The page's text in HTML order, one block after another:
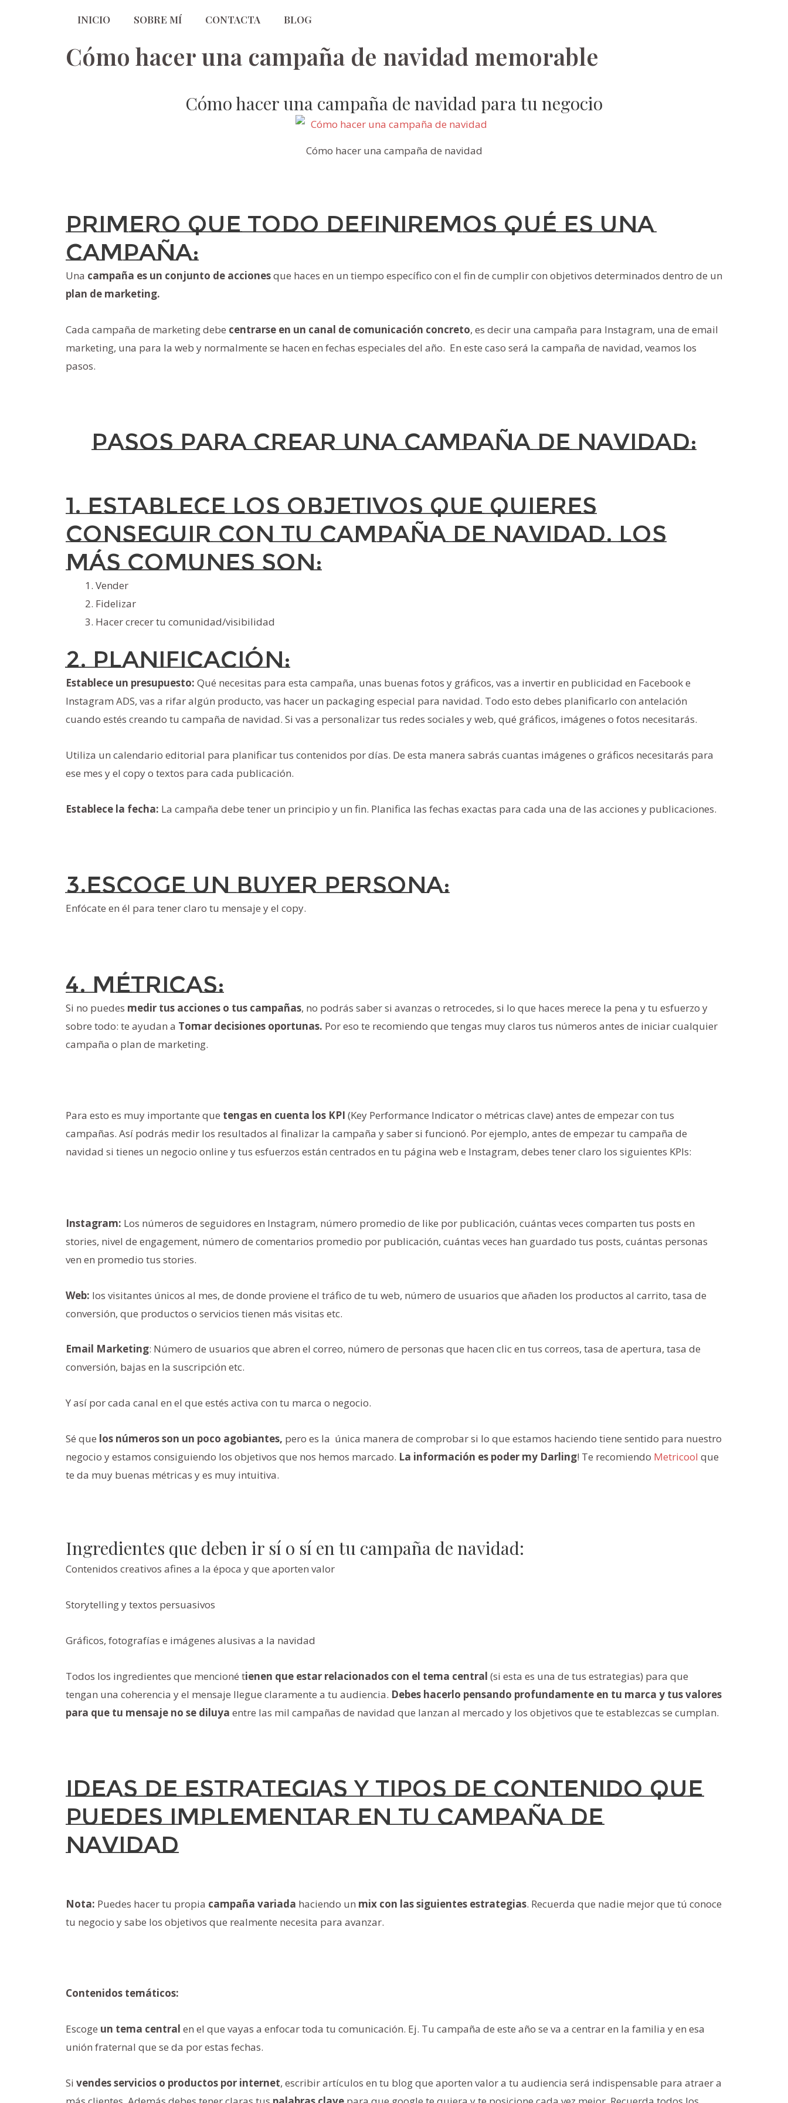
INICIO SOBRE MÍ CONTACTA BLOG
Cómo hacer una campaña de navidad memorable
Cómo hacer una campaña de navidad para tu negocio
Cómo hacer una campaña de navidad
Primero que todo definiremos qué es una
campaña:
Una campaña es un conjunto de accionesque haces en un tiempo específico con el fin de cumplir con objetivos determinados dentro de un
plan de marketing.
Cada campaña de marketing debe centrarse en un canal de comunicación concreto, es decir una campaña para Instagram, una de email
marketing, una para la web y normalmente se hacen en fechas especiales del año. En este caso será la campaña de navidad, veamos los
pasos.
Pasos para crear una campaña de navidad:
1. Establece los objetivos que quieres
conseguir con tu campaña de navidad. Los
más comunes son:
Vender
Fidelizar
Hacer crecer tu comunidad/visibilidad
2. Planificación:
Establece un presupuesto: Qué necesitas para esta campaña, unas buenas fotos y gráficos, vas a invertir en publicidad en Facebook e
Instagram ADS, vas a rifar algún producto, vas hacer un packaging especial para navidad. Todo esto debes planificarlo con antelación
cuando estés creando tu campaña de navidad. Si vas a personalizar tus redes sociales y web, qué gráficos, imágenes o fotos necesitarás.
Utiliza un calendario editorial para planificar tus contenidos por días. De esta manera sabrás cuantas imágenes o gráficos necesitarás para
ese mes y el copy o textos para cada publicación.
Establece la fecha: La campaña debe tener un principio y un fin. Planifica las fechas exactas para cada una de las acciones y publicaciones.
3.Escoge un buyer persona:
Enfócate en él para tener claro tu mensaje y el copy.
4. Métricas:
Si no puedes medir tus acciones o tus campañas, no podrás saber si avanzas o retrocedes, si lo que haces merece la pena y tu esfuerzo y
sobre todo: te ayudan a Tomar decisiones oportunas. Por eso te recomiendo que tengas muy claros tus números antes de iniciar cualquier
campaña o plan de marketing.
Para esto es muy importante que tengas en cuenta los KPI (Key Performance Indicator o métricas clave) antes de empezar con tus
campañas. Así podrás medir los resultados al finalizar la campaña y saber si funcionó. Por ejemplo, antes de empezar tu campaña de
navidad si tienes un negocio online y tus esfuerzos están centrados en tu página web e Instagram, debes tener claro los siguientes KPIs:
Instagram: Los números de seguidores en Instagram, número promedio de like por publicación, cuántas veces comparten tus posts en
stories, nivel de engagement, número de comentarios promedio por publicación, cuántas veces han guardado tus posts, cuántas personas
ven en promedio tus stories.
Web: los visitantes únicos al mes, de donde proviene el tráfico de tu web, número de usuarios que añaden los productos al carrito, tasa de
conversión, que productos o servicios tienen más visitas etc.
Email Marketing: Número de usuarios que abren el correo, número de personas que hacen clic en tus correos, tasa de apertura, tasa de
conversión, bajas en la suscripción etc.
Y así por cada canal en el que estés activa con tu marca o negocio.
Sé que los números son un poco agobiantes, pero es la única manera de comprobar si lo que estamos haciendo tiene sentido para nuestro
negocio y estamos consiguiendo los objetivos que nos hemos marcado. La información es poder my Darling! Te recomiendo Metricool que
te da muy buenas métricas y es muy intuitiva.
Ingredientes que deben ir sí o sí en tu campaña de navidad:
Contenidos creativos afines a la época y que aporten valor
Storytelling y textos persuasivos
Gráficos, fotografías e imágenes alusivas a la navidad
Todos los ingredientes que mencioné tienen que estar relacionados con el tema central (si esta es una de tus estrategias) para que
tengan una coherencia y el mensaje llegue claramente a tu audiencia. Debes hacerlo pensando profundamente en tu marca y tus valores
para que tu mensaje no se diluya entre las mil campañas de navidad que lanzan al mercado y los objetivos que te establezcas se cumplan.
Ideas de estrategias y tipos de contenido que
puedes implementar en tu campaña de
navidad
Nota: Puedes hacer tu propia campaña variada haciendo un mix con las siguientes estrategias. Recuerda que nadie mejor que tú conoce
tu negocio y sabe los objetivos que realmente necesita para avanzar.
Contenidos temáticos:
Escoge un tema central en el que vayas a enfocar toda tu comunicación. Ej. Tu campaña de este año se va a centrar en la familia y en esa
unión fraternal que se da por estas fechas.
Si vendes servicios o productos por internet, escribir artículos en tu blog que aporten valor a tu audiencia será indispensable para atraer a